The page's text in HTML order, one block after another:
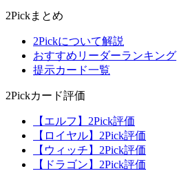
2Pickまとめ
2Pickについて解説
おすすめリーダーランキング
提示カード一覧
2Pickカード評価
【エルフ】2Pick評価
【ロイヤル】2Pick評価
【ウィッチ】2Pick評価
【ドラゴン】2Pick評価